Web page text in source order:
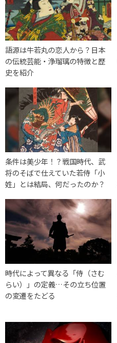
語源は牛若丸の恋人から？日本
の伝統芸能・浄瑠璃の特徴と歴
史を紹介
条件は美少年！？戦国時代、武
将のそばで仕えていた若侍「小
姓」とは結局、何だったのか？
時代によって異なる「侍（さむ
らい）」の定義…その立ち位置
の変遷をたどる